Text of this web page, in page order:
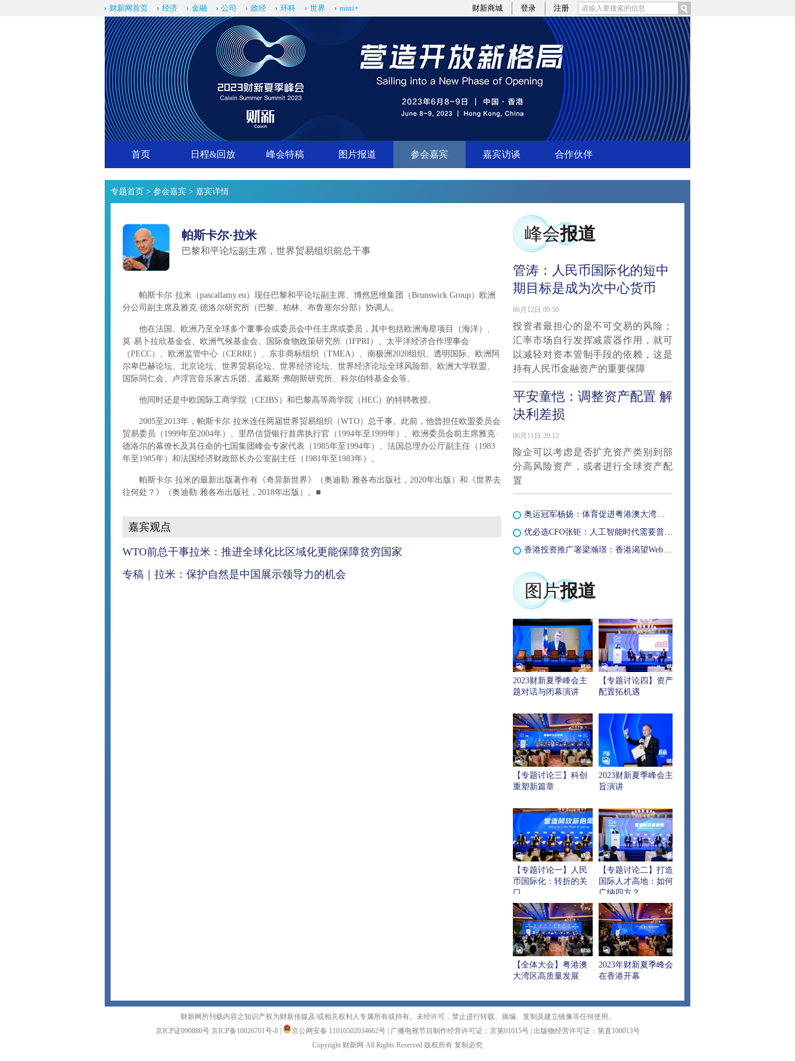
财新商城 登录 注册
财新网首页 经济 金融 公司 政经 环科 世界 mini+
首页 日程&回放 峰会特稿 图片报道 参会嘉宾 嘉宾访谈 合作伙伴
专题首页 > 参会嘉宾 > 嘉宾详情
帕斯卡尔·拉米
巴黎和平论坛副主席，世界贸易组织前总干事
帕斯卡尔·拉米（pascallamy.eu）现任巴黎和平论坛副主席、博然思维集团（Brunswick Group）欧洲
分公司副主席及雅克·德洛尔研究所（巴黎、柏林、布鲁塞尔分部）协调人。
他在法国、欧洲乃至全球多个董事会或委员会中任主席或委员，其中包括欧洲海星项目（海洋）、
莫·易卜拉欣基金会、欧洲气候基金会、国际食物政策研究所（IFPRI）、太平洋经济合作理事会
（PECC）、欧洲监管中心（CERRE）、东非商标组织（TMEA）、南极洲2020组织、透明国际、欧洲阿
尔卑巴赫论坛、北京论坛、世界贸易论坛、世界经济论坛、世界经济论坛全球风险部、欧洲大学联盟、
国际同仁会、卢浮宫音乐家古乐团、孟戴斯·弗朗斯研究所、科尔伯特基金会等。
他同时还是中欧国际工商学院（CEIBS）和巴黎高等商学院（HEC）的特聘教授。
2005至2013年，帕斯卡尔·拉米连任两届世界贸易组织（WTO）总干事。此前，他曾担任欧盟委员会
贸易委员（1999年至2004年）、里昂信贷银行首席执行官（1994年至1999年）、欧洲委员会前主席雅克·
德洛尔的幕僚长及其任命的七国集团峰会专家代表（1985年至1994年）、法国总理办公厅副主任（1983
年至1985年）和法国经济财政部长办公室副主任（1981年至1983年）。
帕斯卡尔·拉米的最新出版著作有《奇异新世界》（奥迪勒·雅各布出版社，2020年出版）和《世界去
往何处？》（奥迪勒·雅各布出版社，2018年出版）。■
嘉宾观点
WTO前总干事拉米：推进全球化比区域化更能保障贫穷国家
专稿｜拉米：保护自然是中国展示领导力的机会
峰会报道
管涛：人民币国际化的短中
期目标是成为次中心货币
06月12日 09:50
投资者最担心的是不可交易的风险；
汇率市场自行发挥减震器作用，就可
以减轻对资本管制手段的依赖，这是
持有人民币金融资产的重要保障
平安童恺：调整资产配置 解
决利差损
06月11日 20:12
险企可以考虑是否扩充资产类别到部
分高风险资产，或者进行全球资产配
置
奥运冠军杨扬：体育促进粤港澳大湾区融合
优必选CFO张钜：人工智能时代需要普及人工智能教学
香港投资推广署梁瀚璟：香港渴望Web3.0和虚拟资产相关人才
图片报道
2023财新夏季峰会主
题对话与闭幕演讲
【专题讨论四】资产
配置拓机遇
【专题讨论三】科创
重塑新篇章
2023财新夏季峰会主
旨演讲
【专题讨论一】人民
币国际化：转折的关
口
【专题讨论二】打造
国际人才高地：如何
广纳四方？
【全体大会】粤港澳
大湾区高质量发展
2023年财新夏季峰会
在香港开幕
财新网所刊载内容之知识产权为财新传媒及/或相关权利人专属所有或持有。未经许可，禁止进行转载、摘编、复制及建立镜像等任何使用。
京ICP证090880号 京ICP备10026701号-8 京公网安备 11010502034662号 广播电视节目制作经营许可证：京第01015号| 出版物经营许可证：第直100013号
Copyright 财新网 All Rights Reserved 版权所有 复制必究